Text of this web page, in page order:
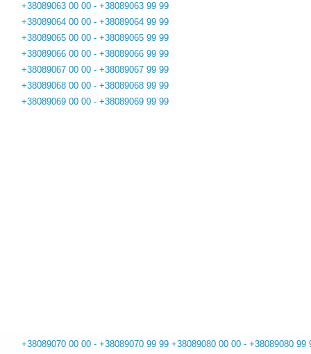
+38089063 00 00 - +38089063 99 99
+38089064 00 00 - +38089064 99 99
+38089065 00 00 - +38089065 99 99
+38089066 00 00 - +38089066 99 99
+38089067 00 00 - +38089067 99 99
+38089068 00 00 - +38089068 99 99
+38089069 00 00 - +38089069 99 99
+38089070 00 00 - +38089070 99 99 +38089080 00 00 - +38089080 99